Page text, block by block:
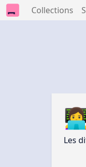
Collections
Les